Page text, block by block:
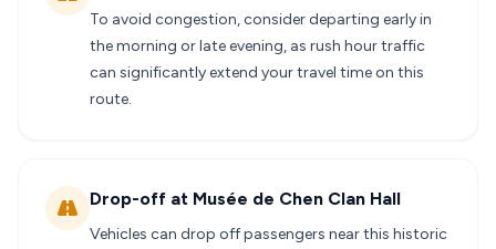
To avoid congestion, consider departing early in
the morning or late evening, as rush hour traffic
can significantly extend your travel time on this
route.
Drop-off at Musée de Chen Clan Hall
Vehicles can drop off passengers near this historic